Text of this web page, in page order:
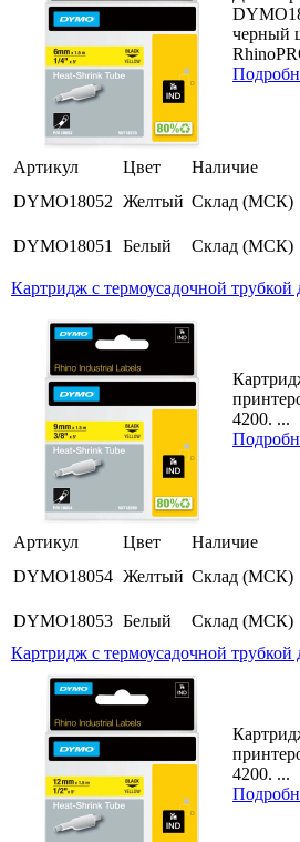
черный
Артикул Цвет
Наличие
DYMO18052 Желтый Склад (МСК)
DYMO18051 Белый Склад (МСК)
Картридж с термоусадочной
4200. ...
Артикул Цвет
Наличие
DYMO18054 Желтый Склад (МСК)
DYMO18053 Белый
Склад (МСК)
Картридж с термоусадочной
4200. ...